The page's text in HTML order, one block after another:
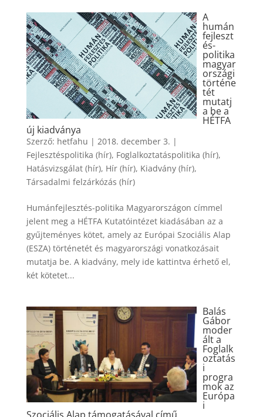
A
humán
fejleszt
és-
politika
magyar
országi
történe
tét
mutatj
a be a
HÉTFA
új kiadványa
Szerző: hetfahu | 2018. december 3. |
Fejlesztéspolitika (hír), Foglalkoztatáspolitika (hír),
Hatásvizsgálat (hír), Hír (hír), Kiadvány (hír),
Társadalmi felzárkózás (hír)
Humánfejlesztés-politika Magyarországon címmel
jelent meg a HÉTFA Kutatóintézet kiadásában az a
gyűjteményes kötet, amely az Európai Szociális Alap
(ESZA) történetét és magyarországi vonatkozásait
mutatja be. A kiadvány, mely ide kattintva érhető el,
két kötetet...
Balás
Gábor
moder
ált a
Foglalk
oztatás
i
progra
mok az
Európa
i